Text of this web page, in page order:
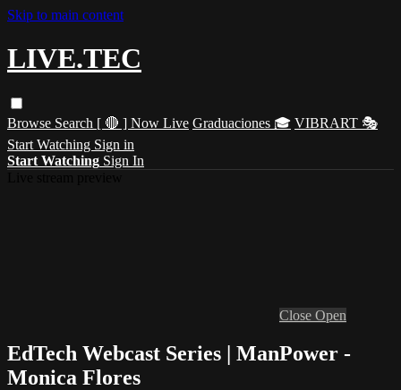
Skip to main content
LIVE.TEC
Browse Search [ 🔴 ] Now Live Graduaciones 🎓 VIBRART 🎭
Start Watching Sign in
Start Watching Sign In
Close Open
EdTech Webcast Series | ManPower -
Monica Flores